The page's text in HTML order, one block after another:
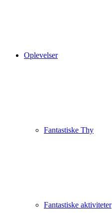
Oplevelser
Fantastiske Thy
Fantastiske aktiviteter